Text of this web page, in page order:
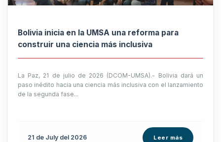
Bolivia inicia en la UMSA una reforma para
construir una ciencia más inclusiva
La Paz, 21 de julio de 2026 (DCOM-UMSA).- Bolivia dará un
paso inédito hacia una ciencia más inclusiva con el lanzamiento
de la segunda fase...
21 de July del 2026 Leer más